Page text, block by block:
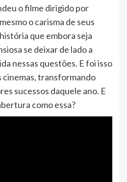
o filme dirigido por
o carisma de seus
que embora seja
se deixar de lado a
nessas questões. E foi isso
cinemas, transformando
sucessos daquele ano. E
como essa?